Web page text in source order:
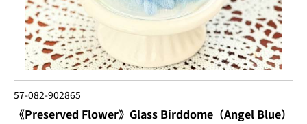
57-082-902865
《Preserved Flower》Glass Birddome（Angel Blue）